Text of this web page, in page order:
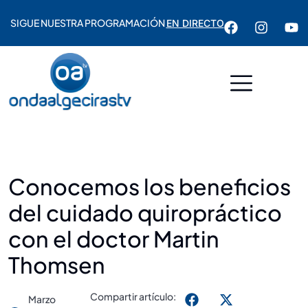
SIGUE NUESTRA PROGRAMACIÓNEN DIRECTO
Conocemos los beneficios
del cuidado quiropráctico
con el doctor Martin
Thomsen
Marzo
Compartir artículo: